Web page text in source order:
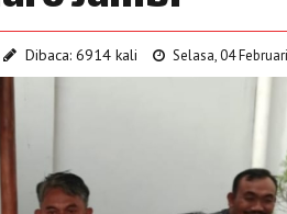
Dibaca: 6914 kali Selasa, 04